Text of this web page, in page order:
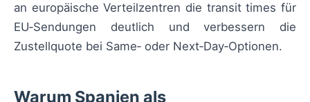
an europäische Verteilzentren die transit times für
EU‑Sendungen deutlich und verbessern die
Zustellquote bei Same‑ oder Next‑Day‑Optionen.
Warum Spanien als